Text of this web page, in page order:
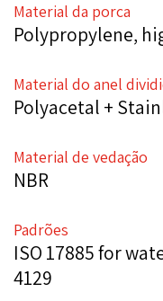
Material da porca
Polypropylene,
Material do anel
Polyacetal +
Material de vedação
NBR
Padrões
ISO 17885 for
4129